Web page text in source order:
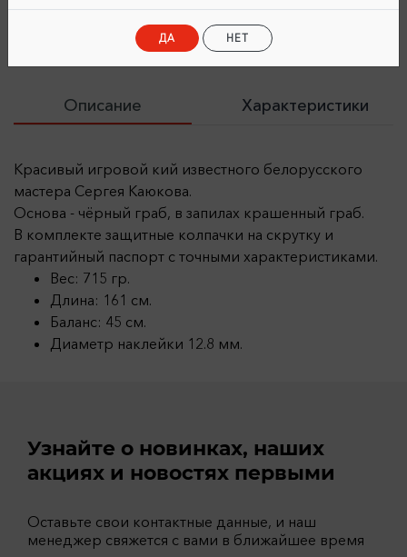
Описание Характеристики
Красивый игровой кий известного белорусского
мастера Сергея Каюкова.
Основа - чёрный граб, в запилах крашенный граб.
В комплекте защитные колпачки на скрутку и
гарантийный паспорт с точными характеристиками.
Вес: 715 гр.
Длина: 161 см.
Баланс: 45 см.
Диаметр наклейки 12.8 мм.
Узнайте о новинках, наших
акциях и новостях первыми
Оставьте свои контактные данные, и наш
менеджер свяжется с вами в ближайшее время
ДА НЕТ